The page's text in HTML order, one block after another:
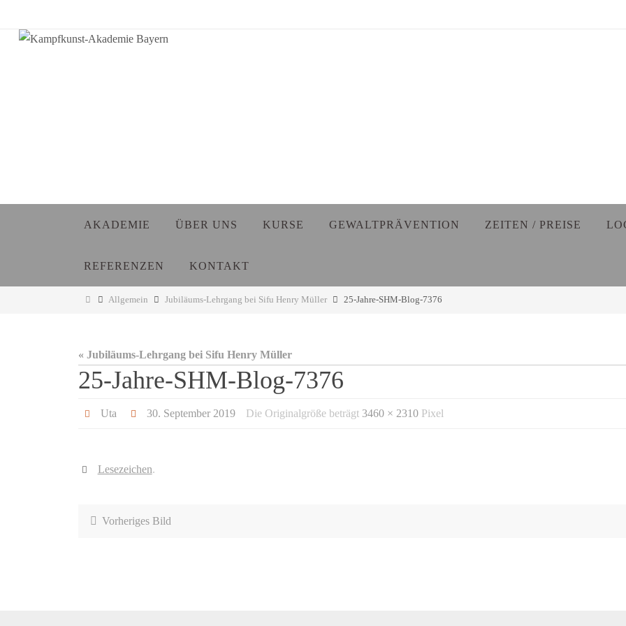
Inhalt
AKADEMIE ÜBER UNS KURSE GEWALTPRÄVENTION ZEITEN / PREISE
REFERENZEN KONTAKT
StartAllgemein Jubiläums-Lehrgang bei Sifu Henry Müller 25-Jahre-SHM-Blog-7376
« Jubiläums-Lehrgang bei Sifu Henry Müller
25-Jahre-SHM-Blog-7376
Uta 30. September 2019 Die Originalgröße beträgt 3460 × 2310 Pixel
Lesezeichen.
Vorheriges Bild